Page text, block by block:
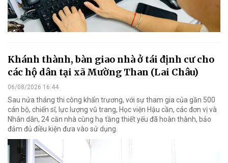
Khánh thành, bàn giao nhà ở tái định cư cho
các hộ dân tại xã Mường Than (Lai Châu)
06/08/2026 16:44
Sau nửa tháng thi công khẩn trương, với sự tham gia của gần 500
cán bộ, chiến sĩ, lực lượng vũ trang, Học viện Hậu cần, các đơn vị và
Nhân dân, 24 căn nhà cùng hạ tầng thiết yếu đã hoàn thành, bảo
đảm đủ điều kiện đưa vào sử dụng.